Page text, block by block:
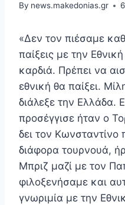
By news.makedonias.gr
«Δεν τον πιέσαμε
παίξεις με την
καρδιά. Πρέπει να
εθνική θα παίξει.
διάλεξε την Ελλάδα.
προσέγγισε ήταν ο
δει τον
διάφορα τουρνουά,
Μπριζ μαζί με τον
φιλοξενήσαμε και
γνωριμία με την